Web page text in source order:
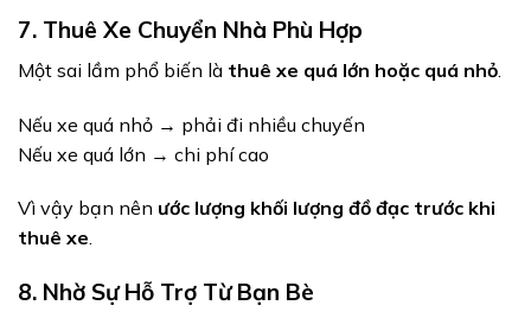
7. Thuê Xe Chuyển Nhà Phù Hợp
Một sai lầm phổ biến là thuê xe quá lớn hoặc quá nhỏ
Nếu xe quá nhỏ → phải đi nhiều chuyến
Nếu xe quá lớn → chi phí cao
Vì vậy bạn nên ước lượng khối lượng đồ đạc trước khi
thuê xe.
8. Nhờ Sự Hỗ Trợ Từ Bạn Bè